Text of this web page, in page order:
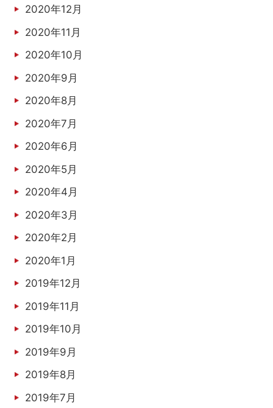
2020年12月
2020年11月
2020年10月
2020年9月
2020年8月
2020年7月
2020年6月
2020年5月
2020年4月
2020年3月
2020年2月
2020年1月
2019年12月
2019年11月
2019年10月
2019年9月
2019年8月
2019年7月